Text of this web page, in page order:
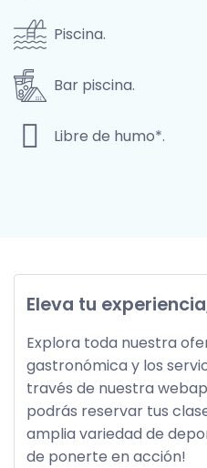
Piscina.
Bar piscina.
Libre de humo*.
Eleva tu
Explora toda nuestra
gastronómica y los
través de nuestra
podrás reservar tus
amplia variedad de
de ponerte en acción!